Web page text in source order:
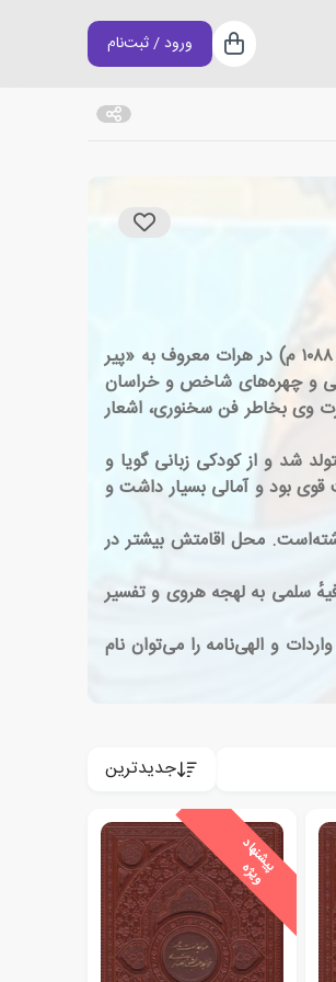
سبد خرید
ورود / ثبت‌نام
ابواسماعیل عبدالله بن ابی‌منصور محمد (زادهٔ ۲ شعبان ۳۹۶ ه‍.ق/ ۳۸۵ ه‍.ش / ۱۰۰۶ م. در شهر هرات درگذشتهٔ ۲۲ ذی الحجه ۴۸۱ ه‍.ق/ ۴۶۷ ه‍.ش / ۱۰۸۸ م) در هرات معروف به «پیر
و چهره‌های شاخص و خراسان
شهرت وی بخاطر فن سخنوری، اشعار
شد و از کودکی زبانی گویا و
بود و آمالی بسیار داشت و
محل اقامتش بیشتر در
سلمی به لهجه هروی و تفسیر
و الهی‌نامه را می‌توان نام
جدیدترین
پ
ی
ش
ن
ه
ا
د
و
ی
ژ
ه